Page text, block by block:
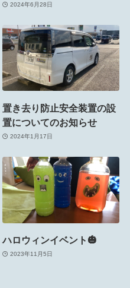
2024年6月28日
置き去り防止安全装置の設
置についてのお知らせ
2024年1月17日
ハロウィンイベント🎃
2023年11月5日